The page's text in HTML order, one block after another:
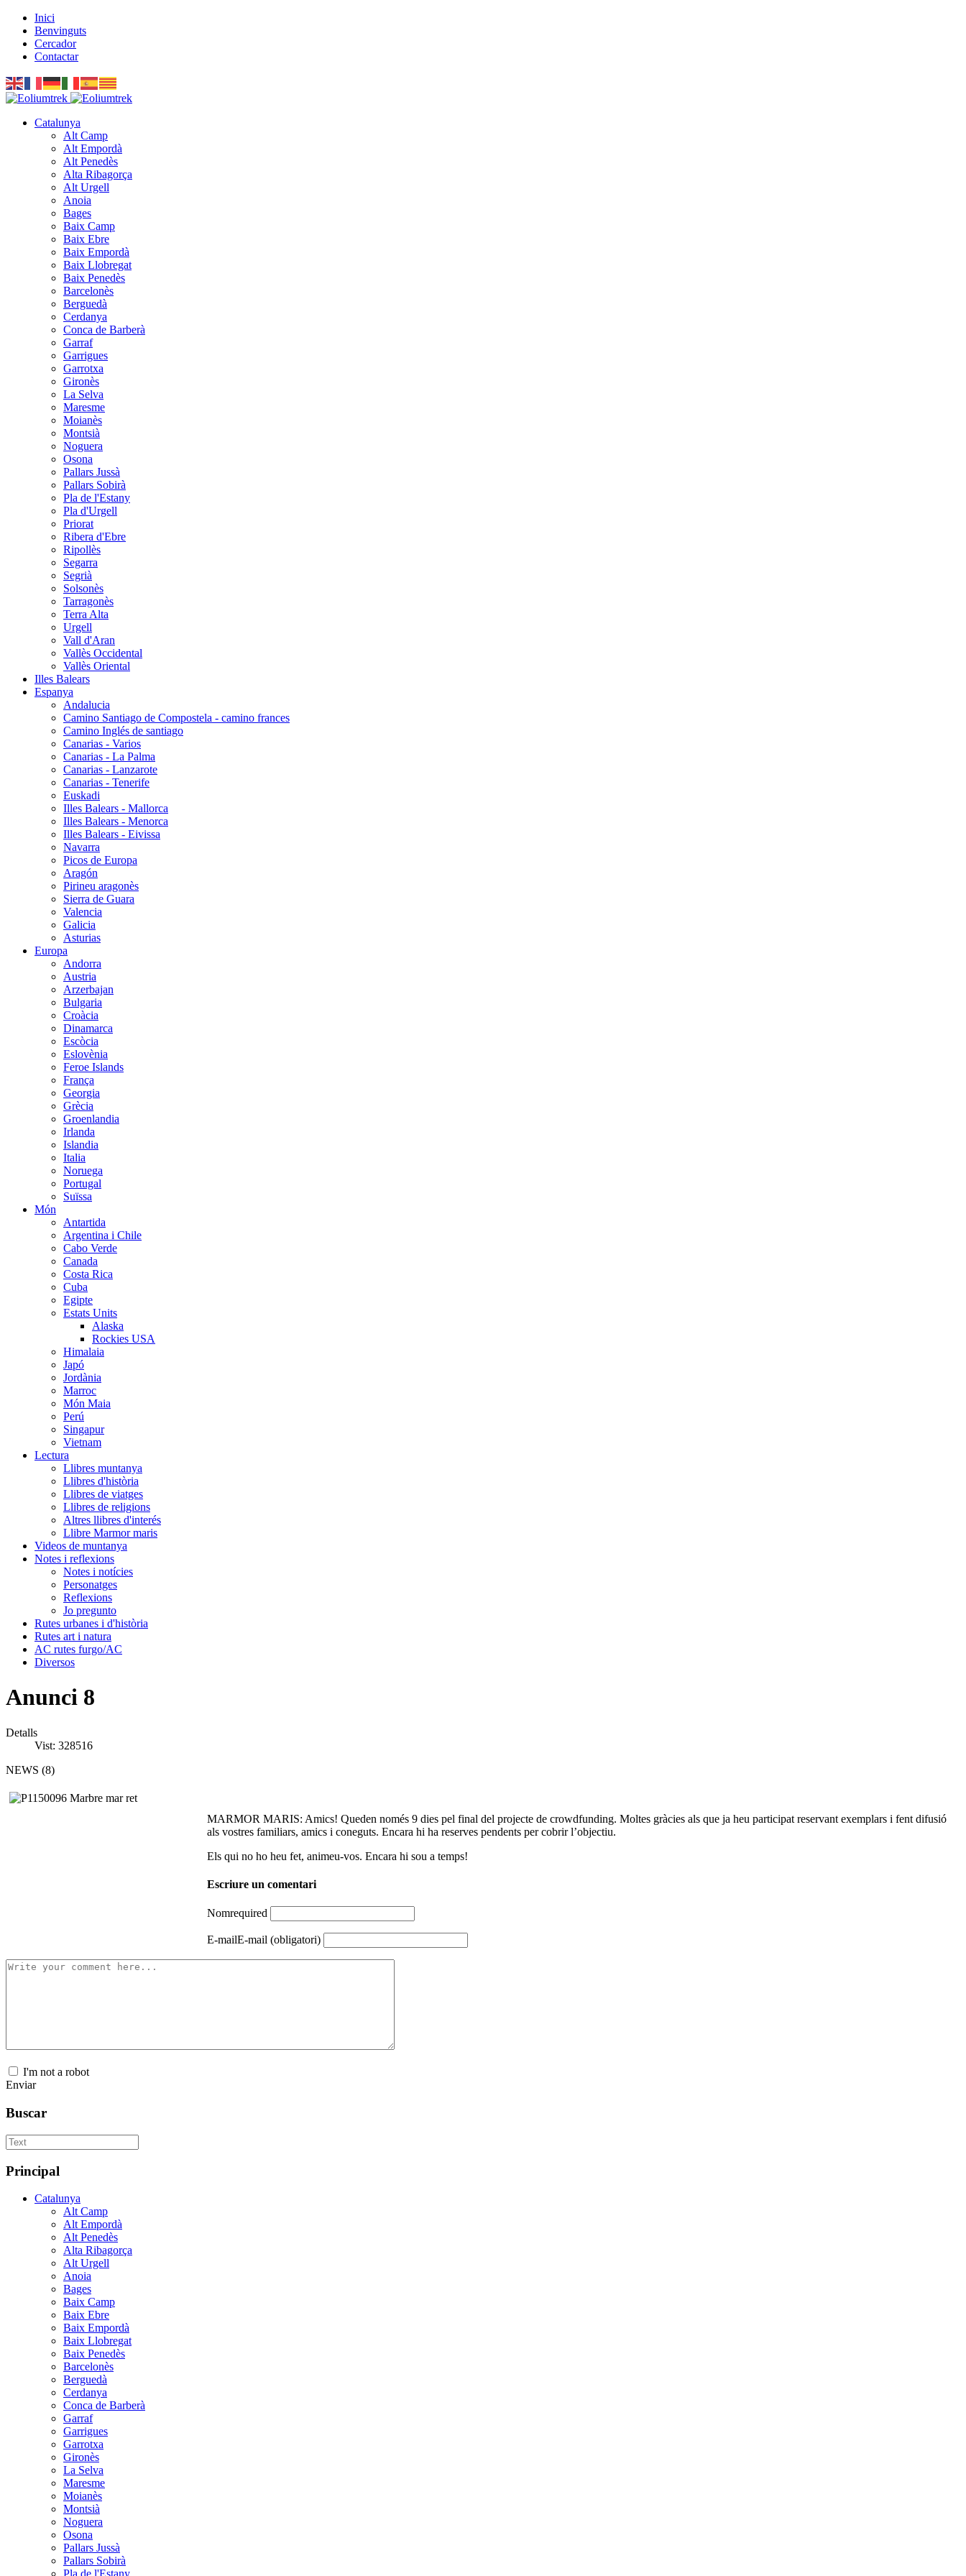
Inici
Benvinguts
Cercador
Contactar
Catalunya
Alt Camp
Alt Empordà
Alt Penedès
Alta Ribagorça
Alt Urgell
Anoia
Bages
Baix Camp
Baix Ebre
Baix Empordà
Baix Llobregat
Baix Penedès
Barcelonès
Berguedà
Cerdanya
Conca de Barberà
Garraf
Garrigues
Garrotxa
Gironès
La Selva
Maresme
Moianès
Montsià
Noguera
Osona
Pallars Jussà
Pallars Sobirà
Pla de l'Estany
Pla d'Urgell
Priorat
Ribera d'Ebre
Ripollès
Segarra
Segrià
Solsonès
Tarragonès
Terra Alta
Urgell
Vall d'Aran
Vallès Occidental
Vallès Oriental
Illes Balears
Espanya
Andalucia
Camino Santiago de Compostela - camino frances
Camino Inglés de santiago
Canarias - Varios
Canarias - La Palma
Canarias - Lanzarote
Canarias - Tenerife
Euskadi
Illes Balears - Mallorca
Illes Balears - Menorca
Illes Balears - Eivissa
Navarra
Picos de Europa
Aragón
Pirineu aragonès
Sierra de Guara
Valencia
Galicia
Asturias
Europa
Andorra
Austria
Arzerbajan
Bulgaria
Croàcia
Dinamarca
Escòcia
Eslovènia
Feroe Islands
França
Georgia
Grècia
Groenlandia
Irlanda
Islandia
Italia
Noruega
Portugal
Suïssa
Món
Antartida
Argentina i Chile
Cabo Verde
Canada
Costa Rica
Cuba
Egipte
Estats Units
Alaska
Rockies USA
Himalaia
Japó
Jordània
Marroc
Món Maia
Perú
Singapur
Vietnam
Lectura
Llibres muntanya
Llibres d'història
Llibres de viatges
Llibres de religions
Altres llibres d'interés
Llibre Marmor maris
Videos de muntanya
Notes i reflexions
Notes i notícies
Personatges
Reflexions
Jo pregunto
Rutes urbanes i d'història
Rutes art i natura
AC rutes furgo/AC
Diversos
Anunci 8
Detalls
Vist: 328516
NEWS (8)
MARMOR MARIS: Amics! Queden només 9 dies pel final del projecte de crowdfunding. Moltes gràcies als que ja heu participat reservant exemplars i fent difusió
als vostres familiars, amics i coneguts. Encara hi ha reserves pendents per cobrir l’objectiu.
Els qui no ho heu fet, animeu-vos. Encara hi sou a temps!
Escriure un comentari
Nomrequired
E-mailE-mail (obligatori)
I'm not a robot
Enviar
Buscar
Principal
Catalunya
Alt Camp
Alt Empordà
Alt Penedès
Alta Ribagorça
Alt Urgell
Anoia
Bages
Baix Camp
Baix Ebre
Baix Empordà
Baix Llobregat
Baix Penedès
Barcelonès
Berguedà
Cerdanya
Conca de Barberà
Garraf
Garrigues
Garrotxa
Gironès
La Selva
Maresme
Moianès
Montsià
Noguera
Osona
Pallars Jussà
Pallars Sobirà